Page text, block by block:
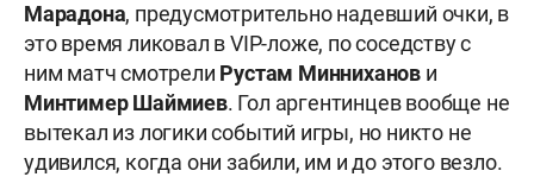
Марадона, предусмотрительно надевший очки, в
это время ликовал в VIP-ложе, по соседству с
ним матч смотрели Рустам Минниханов и
Минтимер Шаймиев. Гол аргентинцев вообще не
вытекал из логики событий игры, но никто не
удивился, когда они забили, им и до этого везло.